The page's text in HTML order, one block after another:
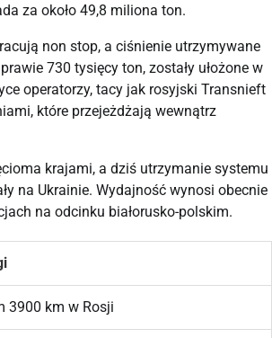
za około 49,8 miliona ton.
non stop, a ciśnienie utrzymywane
730 tysięcy ton, zostały ułożone w
operatorzy, tacy jak rosyjski Transnieft
które przejeżdżają wewnątrz
krajami, a dziś utrzymanie systemu
na Ukrainie. Wydajność wynosi obecnie
na odcinku białorusko-polskim.
3900 km w Rosji